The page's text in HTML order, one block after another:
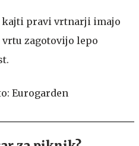
kajti pravi vrtnarji imajo
zagotovijo lepo